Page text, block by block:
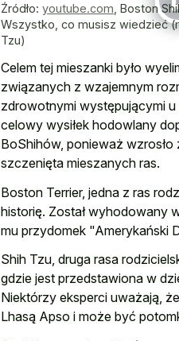
Źródło: youtube.com Boston
Wszystko, co musisz wiedzieć
Tzu)
Celem tej mieszanki było
związanych z wzajemnym
zdrowotnymi występującymi
celowy wysiłek hodowlany
BoShihów, ponieważ
szczenięta mieszanych ras.
Boston Terrier, jedna z ras
historię. Został wyhodowany
mu przydomek "Amerykański
Shih Tzu, druga rasa
gdzie jest przedstawiona w
Niektórzy eksperci uważają,
Lhasą Apso i może być